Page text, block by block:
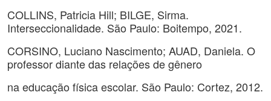
COLLINS, Patricia Hill; BILGE, Sirma.
Interseccionalidade. São Paulo: Boitempo, 2021.
CORSINO, Luciano Nascimento; AUAD, Daniela. O
professor diante das relações de gênero
na educação física escolar. São Paulo: Cortez, 2012.